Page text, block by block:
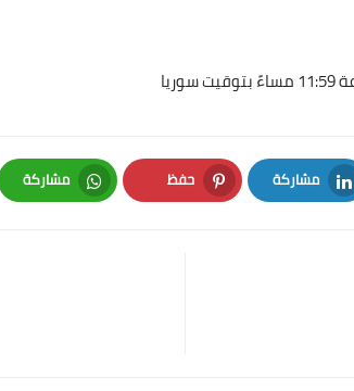
مشاركة
LinkedIn
حفظ
Pinterest
مشاركة
Whatsapp